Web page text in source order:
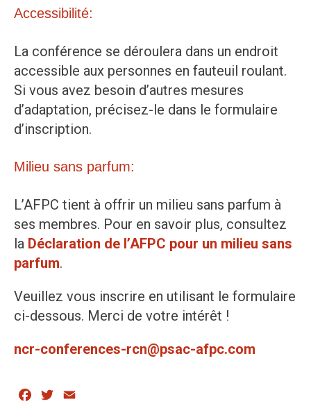
Accessibilité:
La conférence se déroulera dans un endroit
accessible aux personnes en fauteuil roulant.
Si vous avez besoin d’autres mesures
d’adaptation, précisez-le dans le formulaire
d’inscription.
Milieu sans parfum:
L’AFPC tient à offrir un milieu sans parfum à
ses membres. Pour en savoir plus, consultez
la Déclaration de l’AFPC pour un milieu sans
parfum.
Veuillez vous inscrire en utilisant le formulaire
ci-dessous. Merci de votre intérêt !
ncr-conferences-rcn@psac-afpc.com
Facebook
Twitter